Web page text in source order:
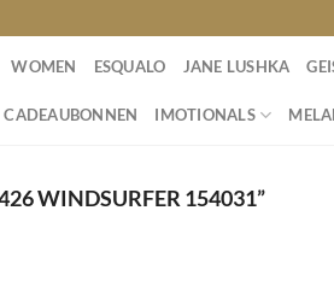
WOMEN ESQUALO JANE LUSHKA
CADEAUBONNEN IMOTIONALS
WINDSURFER 154031”